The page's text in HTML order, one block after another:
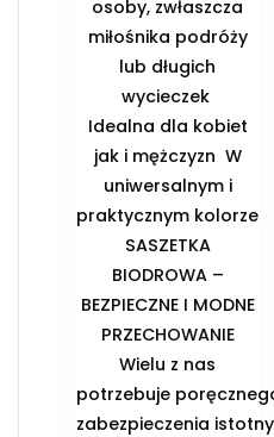
osoby, zwłaszcza
miłośnika podróży
lub długich
wycieczek ️
Idealna dla kobiet
jak i mężczyzn ️ W
uniwersalnym i
praktycznym kolorze
️SASZETKA
BIODROWA –
BEZPIECZNE I MODNE
PRZECHOWANIE️
Wielu z nas
potrzebuje
zabezpieczenia